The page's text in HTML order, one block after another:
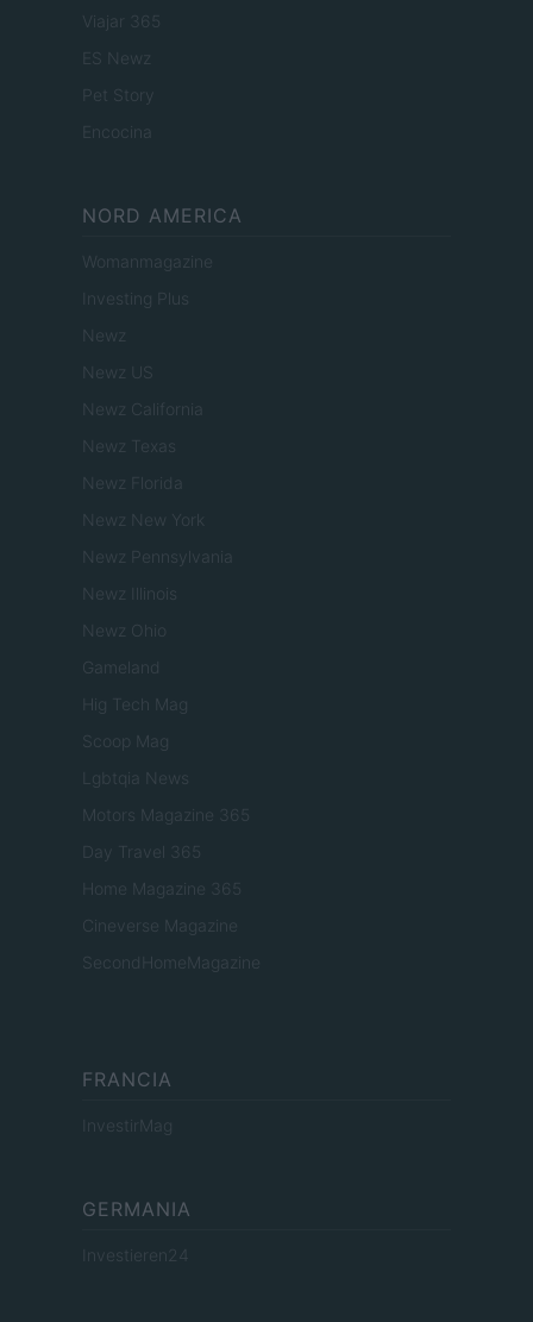
Viajar 365
ES Newz
Pet Story
Encocina
NORD AMERICA
Womanmagazine
Investing Plus
Newz
Newz US
Newz California
Newz Texas
Newz Florida
Newz New York
Newz Pennsylvania
Newz Illinois
Newz Ohio
Gameland
Hig Tech Mag
Scoop Mag
Lgbtqia News
Motors Magazine 365
Day Travel 365
Home Magazine 365
Cineverse Magazine
SecondHomeMagazine
FRANCIA
InvestirMag
GERMANIA
Investieren24